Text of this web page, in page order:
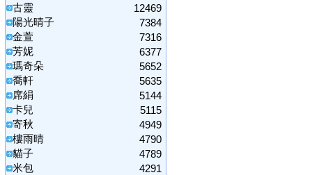
古靈
12469
陽光晴子
7384
金萱
7316
芳妮
6377
瑪奇朵
5652
喬軒
5635
席絹
5144
卡兒
5115
寄秋
4949
樓雨晴
4790
貓子
4789
米包
4291